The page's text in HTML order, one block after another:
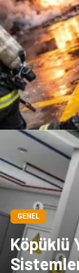
İthalat
Tarım
GENEL
Köpüklü